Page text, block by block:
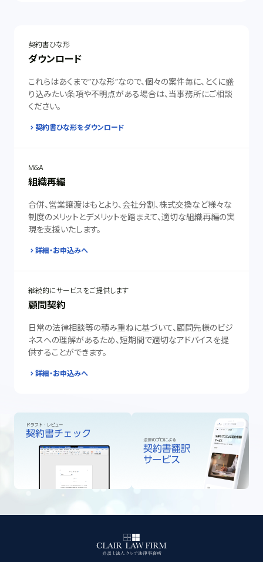
契約書ひな形
ダウンロード
これらはあくまで”ひな形”なので、個々の案件毎に、とくに盛
り込みたい条項や不明点がある場合は、当事務所にご相談
ください。
契約書ひな形をダウンロード
M&A
組織再編
合併、営業譲渡はもとより、会社分割、株式交換など様々な
制度のメリットとデメリットを踏まえて、適切な組織再編の実
現を支援いたします。
詳細・お申込みへ
継続的にサービスをご提供します
顧問契約
日常の法律相談等の積み重ねに基づいて、顧問先様のビジ
ネスへの理解があるため、短期間で適切なアドバイスを提
供することができます。
詳細・お申込みへ